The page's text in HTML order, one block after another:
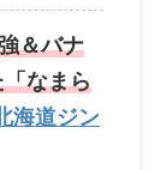
＆バナ
なまら
海道ジン